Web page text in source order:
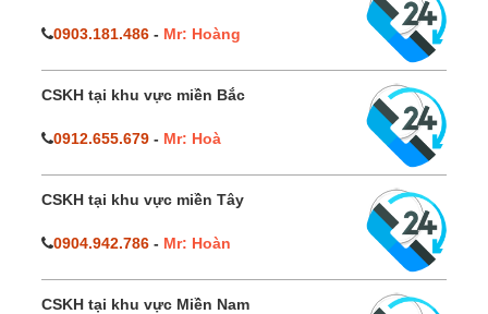
0903.181.486 - Mr: Hoàng
CSKH tại khu vực miền Bắc
0912.655.679 - Mr: Hoà
CSKH tại khu vực miền Tây
0904.942.786 - Mr: Hoàn
CSKH tại khu vực Miền Nam